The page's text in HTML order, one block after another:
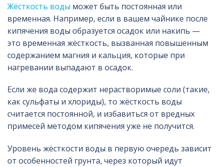
Жёсткость воды может быть постоянная или
временная. Например, если в вашем чайнике после
кипячения воды образуется осадок или накипь —
это временная жёсткость, вызванная повышенным
содержанием магния и кальция, которые при
нагревании выпадают в осадок.
Если же вода содержит нерастворимые соли (такие,
как сульфаты и хлориды), то жёсткость воды
считается постоянной, и избавиться от вредных
примесей методом кипячения уже не получится.
Уровень жёсткости воды в первую очередь зависит
от особенностей грунта, через который идут